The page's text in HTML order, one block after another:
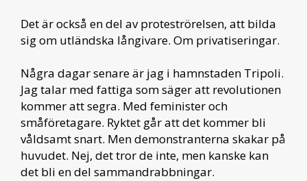
Det är också en del av proteströrelsen, att bilda
sig om utländska långivare. Om privatiseringar.
Några dagar senare är jag i hamnstaden Tripoli.
Jag talar med fattiga som säger att revolutionen
kommer att segra. Med feminister och
småföretagare. Ryktet går att det kommer bli
våldsamt snart. Men demonstranterna skakar på
huvudet. Nej, det tror de inte, men kanske kan
det bli en del sammandrabbningar.